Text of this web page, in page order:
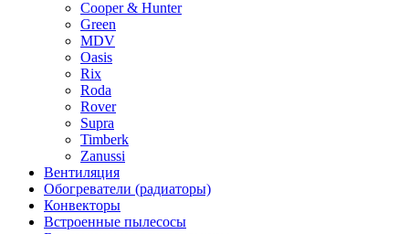
Cooper & Hunter
Green
MDV
Oasis
Rix
Roda
Rover
Supra
Timberk
Zanussi
Вентиляция
Обогреватели (радиаторы)
Конвекторы
Встроенные пылесосы